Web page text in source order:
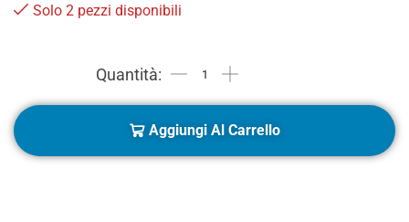
Solo 2 pezzi disponibili
Aggiungi Al Carrello